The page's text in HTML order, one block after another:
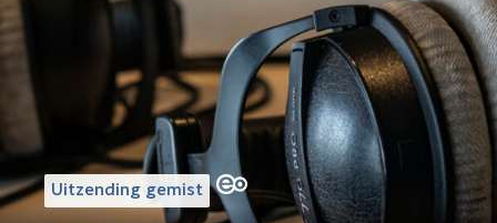
Uitzending gemist